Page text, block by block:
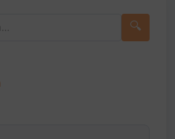
🔍